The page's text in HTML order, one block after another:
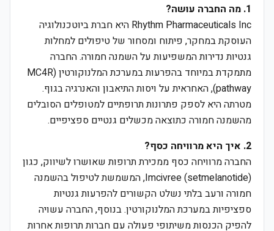
1. מה החברה עושה?
Rhythm Pharmaceuticals Inc היא חברת ביוטכנולוגיה
העוסקת במחקר, פיתוח ומסחור של טיפולים למחלות
גנטיות נדירות המשפיעות על השמנה חמורה. החברה
מתמקדת במיוחד בהפרעות במערכת המלנוקורטין (MC4R
pathway), האחראית על ויסות התיאבון והאנרגיה בגוף.
מטרתה היא לספק פתרונות תרופתיים למטופלים הסובלים
מהשמנה חמורה כתוצאה מכשלים גנטיים ספציפיים.
2. איך היא מרוויחה כסף?
החברה מרוויחה כסף ממכירת תרופות שאושרו לשיווק, כגון
Imcivree (setmelanotide), המשמשת לטיפול בהשמנה
חמורה ורעב בלתי נשלט הקשורים להפרעות גנטיות
ספציפיות במערכת המלנוקורטין. בנוסף, החברה עשויה
להפיק הכנסות משיתופי פעולה עם חברות תרופות אחרות